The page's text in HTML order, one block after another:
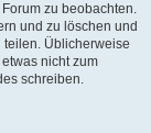
zu beobachten.
und zu löschen und
teilen. Üblicherweise
nicht zum
schreiben.